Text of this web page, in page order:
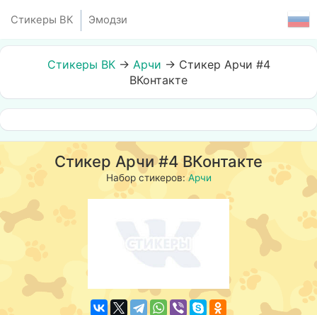
Стикеры ВК Эмодзи
Стикеры ВК→ Арчи → Стикер Арчи #4
ВКонтакте
Стикер Арчи #4 ВКонтакте
Набор стикеров: Арчи